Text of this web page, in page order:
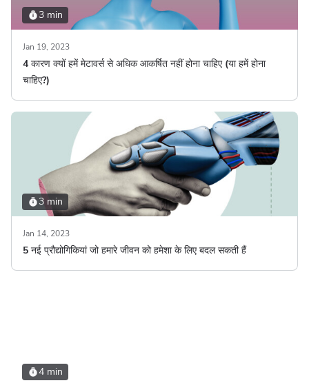
3 min
Jan 19, 2023
4 कारण क्यों हमें मेटावर्स से अधिक आकर्षित नहीं होना चाहिए (या हमें होना
चाहिए?)
3 min
Jan 14, 2023
5 नई प्रौद्योगिकियां जो हमारे जीवन को हमेशा के लिए बदल सकती हैं
4 min